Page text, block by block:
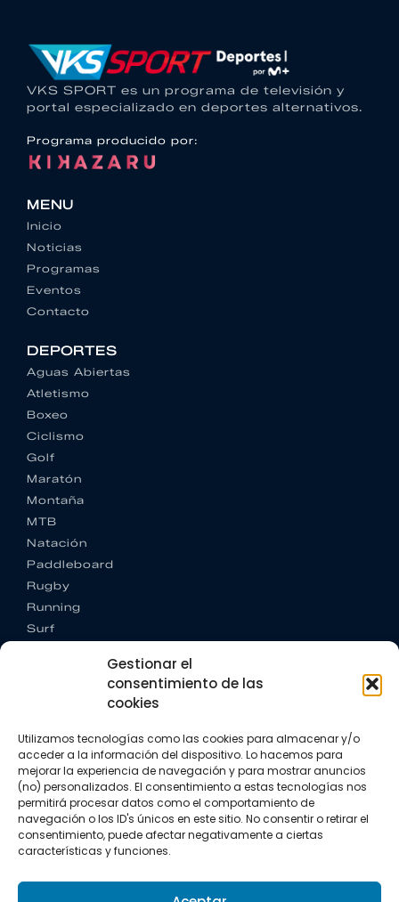
Gestionar el
consentimiento de las
cookies
Utilizamos tecnologías como las cookies para almacenar y/o
acceder a la información del dispositivo. Lo hacemos para
mejorar la experiencia de navegación y para mostrar anuncios
(no) personalizados. El consentimiento a estas tecnologías nos
permitirá procesar datos como el comportamiento de
navegación o los ID's únicos en este sitio. No consentir o retirar el
consentimiento, puede afectar negativamente a ciertas
características y funciones.
VKS SPORT es un programa de televisión y
portal especializado en deportes alternativos.
Programa producido por:
MENU
Inicio
Noticias
Programas
Eventos
Contacto
DEPORTES
Aguas Abiertas
Atletismo
Boxeo
Ciclismo
Golf
Maratón
Montaña
MTB
Natación
Paddleboard
Rugby
Running
Surf
CONTACTO
+34 662 342 177
info@vkssport.com
SÍGUENOS